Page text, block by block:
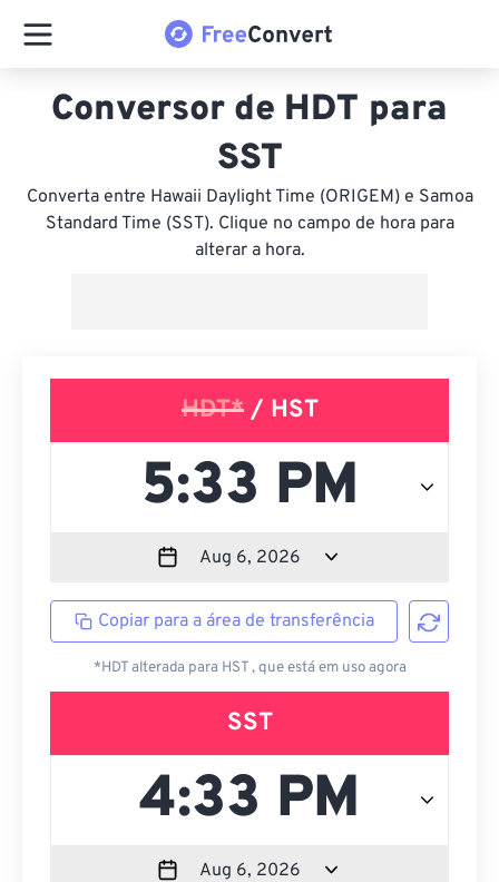
Conversor de HDT para
SST
Converta entre Hawaii Daylight Time (ORIGEM) e Samoa
Standard Time (SST). Clique no campo de hora para
alterar a hora.
HDT*/ HST
Copiar para a área de transferência
*HDT alterada para HST , que está em uso agora
SST